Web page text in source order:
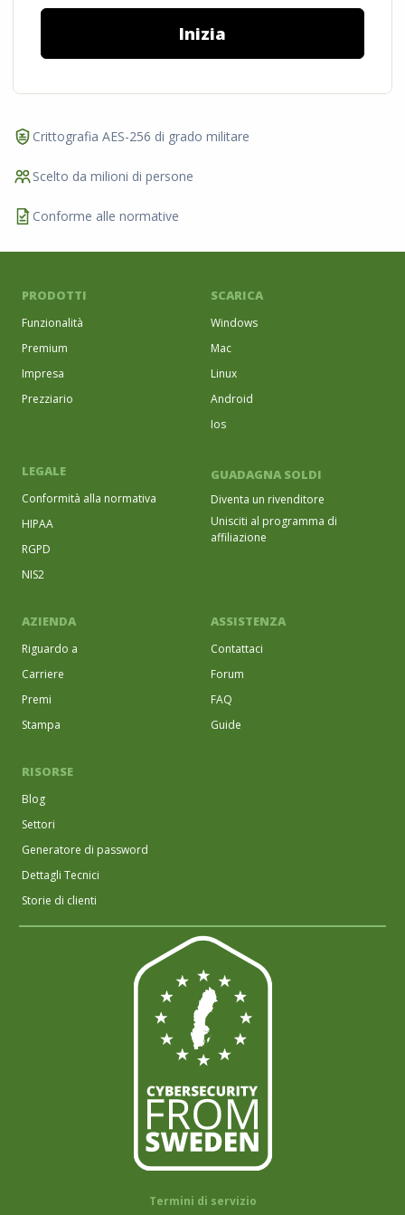
Inizia
Crittografia AES-256 di grado militare
Scelto da milioni di persone
Conforme alle normative
PRODOTTI
Funzionalità
Premium
Impresa
Prezziario
SCARICA
Windows
Mac
Linux
Android
Ios
LEGALE
Conformità alla normativa
HIPAA
RGPD
NIS2
GUADAGNA SOLDI
Diventa un rivenditore
Unisciti al programma di
affiliazione
AZIENDA
Riguardo a
Carriere
Premi
Stampa
ASSISTENZA
Contattaci
Forum
FAQ
Guide
RISORSE
Blog
Settori
Generatore di password
Dettagli Tecnici
Storie di clienti
Termini di servizio